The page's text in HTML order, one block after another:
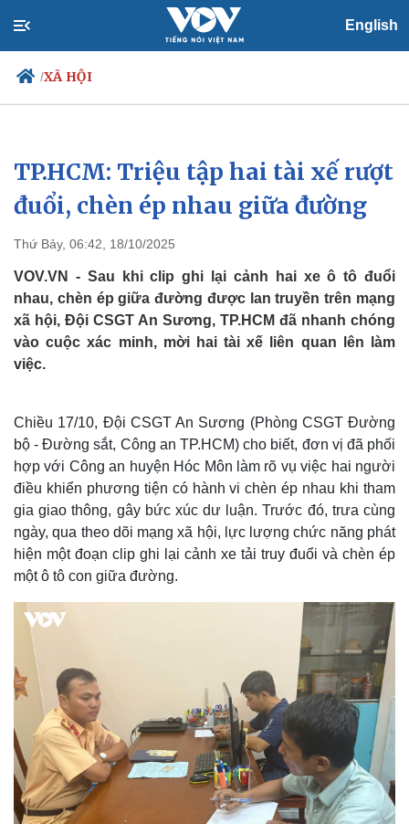
English
/XÃ HỘI
Chính trị
Đảng
Tổ chức nhân sự
Nhận diện sự thật
Xã hội
Tin 24h
Dự báo thời tiết
Việc làm
Biển đảo
TP.HCM: Triệu tập hai tài xế rượt
đuổi, chèn ép nhau giữa đường
Thứ Bảy, 06:42, 18/10/2025
VOV.VN - Sau khi clip ghi lại cảnh hai xe ô tô đuổi
nhau, chèn ép giữa đường được lan truyền trên mạng
xã hội, Đội CSGT An Sương, TP.HCM đã nhanh chóng
vào cuộc xác minh, mời hai tài xế liên quan lên làm
việc.
Chiều 17/10, Đội CSGT An Sương (Phòng CSGT Đường
bộ - Đường sắt, Công an TP.HCM) cho biết, đơn vị đã phối
hợp với Công an huyện Hóc Môn làm rõ vụ việc hai người
điều khiển phương tiện có hành vi chèn ép nhau khi tham
gia giao thông, gây bức xúc dư luận. Trước đó, trưa cùng
ngày, qua theo dõi mạng xã hội, lực lượng chức năng phát
hiện một đoạn clip ghi lại cảnh xe tải truy đuổi và chèn ép
một ô tô con giữa đường.